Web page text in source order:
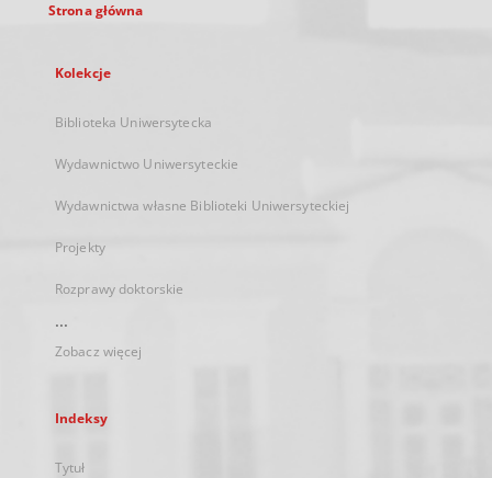
Strona główna
Kolekcje
Biblioteka Uniwersytecka
Wydawnictwo Uniwersyteckie
Wydawnictwa własne Biblioteki Uniwersyteckiej
Projekty
Rozprawy doktorskie
...
Zobacz więcej
Indeksy
Tytuł